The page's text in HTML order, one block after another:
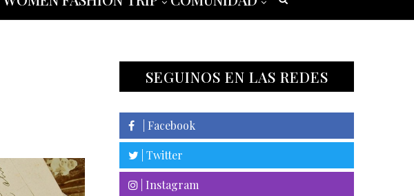
SEGUINOS EN LAS REDES
| Facebook
| Twitter
| Instagram